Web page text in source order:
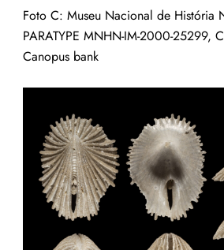
Foto C: Museu Nacional de História
PARATYPE MNHN-IM-2000-25299,
Canopus bank